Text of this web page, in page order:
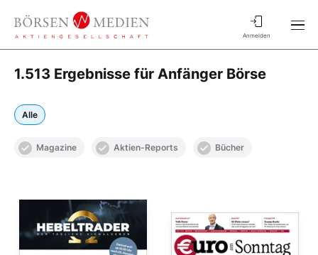
Anmelden
1.513 Ergebnisse für Anfänger Börse
Alle
Magazine Aktien-Reports Bücher